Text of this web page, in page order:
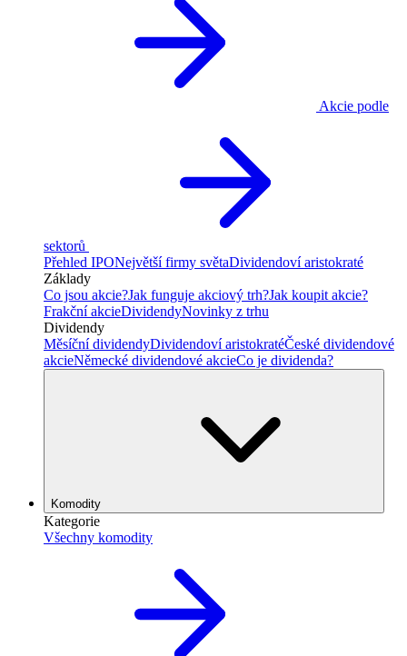
Akcie podle
sektorů
Přehled IPONejvětší firmy světaDividendoví aristokraté
Základy
Co jsou akcie?Jak funguje akciový trh?Jak koupit akcie?
Frakční akcieDividendyNovinky z trhu
Dividendy
Měsíční dividendyDividendoví aristokratéČeské dividendové
akcieNěmecké dividendové akcieCo je dividenda?
Komodity
Kategorie
Všechny komodity